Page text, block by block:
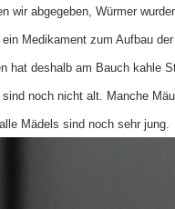
wir abgegeben, Würmer
Medikament zum Aufbau
hat deshalb am Bauch kahle
noch nicht alt. Manche
Mädels sind noch sehr jung.